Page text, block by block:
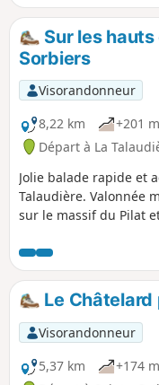
Sur les
Sorbiers
Visorandonneur
8,22 km
+201 m
Départ à La
Jolie balade rapide et
Talaudière. Valonnée
sur le massif du Pilat
parcours.
Le Châtelard
Visorandonneur
5,37 km
+174 m